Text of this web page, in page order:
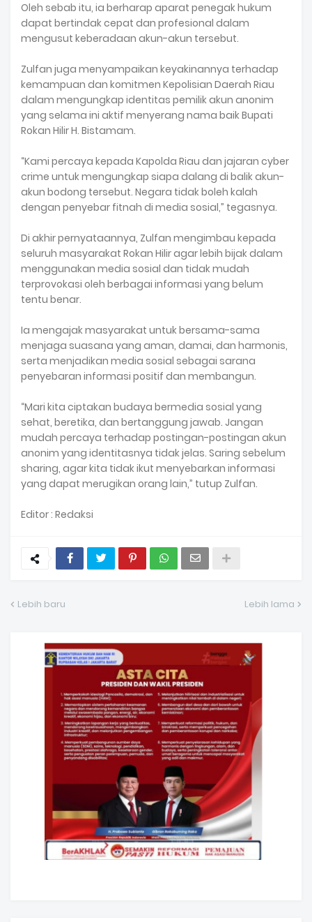
Oleh sebab itu, ia berharap aparat penegak hukum
dapat bertindak cepat dan profesional dalam
mengusut keberadaan akun-akun tersebut.
Zulfan juga menyampaikan keyakinannya terhadap
kemampuan dan komitmen Kepolisian Daerah Riau
dalam mengungkap identitas pemilik akun anonim
yang selama ini aktif menyerang nama baik Bupati
Rokan Hilir H. Bistamam.
“Kami percaya kepada Kapolda Riau dan jajaran cyber
crime untuk mengungkap siapa dalang di balik akun-
akun bodong tersebut. Negara tidak boleh kalah
dengan penyebar fitnah di media sosial,” tegasnya.
Di akhir pernyataannya, Zulfan mengimbau kepada
seluruh masyarakat Rokan Hilir agar lebih bijak dalam
menggunakan media sosial dan tidak mudah
terprovokasi oleh berbagai informasi yang belum
tentu benar.
Ia mengajak masyarakat untuk bersama-sama
menjaga suasana yang aman, damai, dan harmonis,
serta menjadikan media sosial sebagai sarana
penyebaran informasi positif dan membangun.
“Mari kita ciptakan budaya bermedia sosial yang
sehat, beretika, dan bertanggung jawab. Jangan
mudah percaya terhadap postingan-postingan akun
anonim yang identitasnya tidak jelas. Saring sebelum
sharing, agar kita tidak ikut menyebarkan informasi
yang dapat merugikan orang lain,” tutup Zulfan.
Editor : Redaksi
Lebih baru Lebih lama